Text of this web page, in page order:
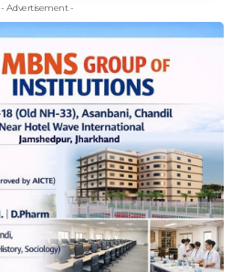
- Advertisement -